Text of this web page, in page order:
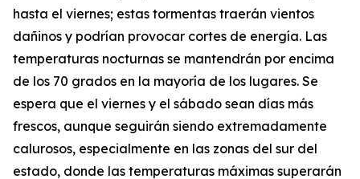
hasta el viernes; estas tormentas traerán vientos
dañinos y podrían provocar cortes de energía. Las
temperaturas nocturnas se mantendrán por encima
de los 70 grados en la mayoría de los lugares. Se
espera que el viernes y el sábado sean días más
frescos, aunque seguirán siendo extremadamente
calurosos, especialmente en las zonas del sur del
estado, donde las temperaturas máximas superarán